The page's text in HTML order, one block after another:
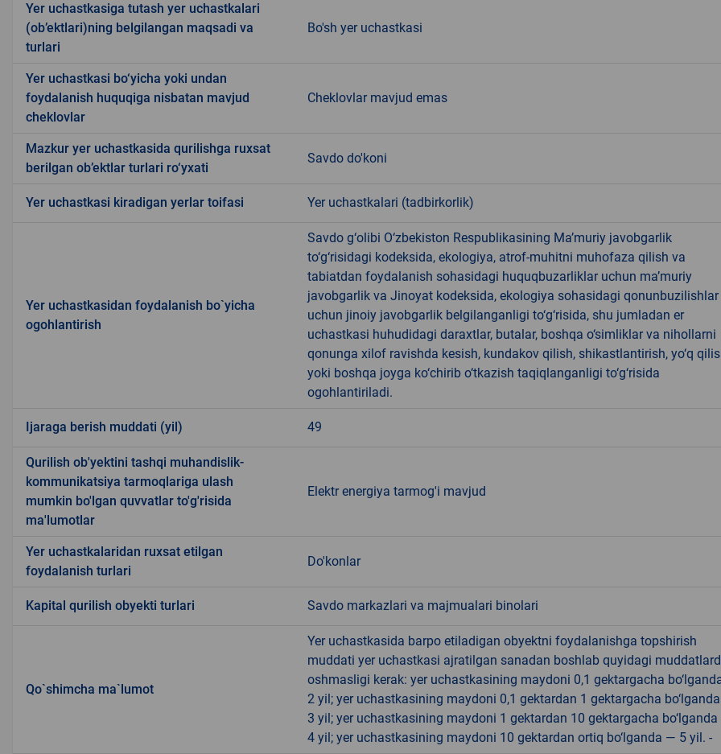
Yer uchastkasiga tutash yer uchastkalari
(ob’ektlari)ning belgilangan maqsadi va
turlari
Bo'sh yer uchastkasi
Yer uchastkasi bo‘yicha yoki undan
foydalanish huquqiga nisbatan mavjud
cheklovlar
Cheklovlar mavjud emas
Mazkur yer uchastkasida qurilishga ruxsat
berilgan ob’ektlar turlari ro‘yxati
Savdo do'koni
Yer uchastkasi kiradigan yerlar toifasi Yer uchastkalari (tadbirkorlik)
Yer uchastkasidan foydalanish bo`yicha
ogohlantirish
Savdo g‘olibi O‘zbekiston Respublikasining Ma’muriy javobgarlik
to‘g‘risidagi kodeksida, ekologiya, atrof-muhitni muhofaza qilish va
tabiatdan foydalanish sohasidagi huquqbuzarliklar uchun ma’muriy
javobgarlik va Jinoyat kodeksida, ekologiya sohasidagi qonunbuzilishlar
uchun jinoiy javobgarlik belgilanganligi to‘g‘risida, shu jumladan er
uchastkasi huhudidagi daraxtlar, butalar, boshqa o‘simliklar va nihollarni
qonunga xilof ravishda kesish, kundakov qilish, shikastlantirish, yo‘q
yoki boshqa joyga ko‘chirib o‘tkazish taqiqlanganligi to‘g‘risida
ogohlantiriladi.
Ijaraga berish muddati (yil) 49
Qurilish ob'yektini tashqi muhandislik-
kommunikatsiya tarmoqlariga ulash
mumkin bo'lgan quvvatlar to'g'risida
ma'lumotlar
Elektr energiya tarmog'i mavjud
Yer uchastkalaridan ruxsat etilgan
foydalanish turlari
Do'konlar
Kapital qurilish obyekti turlari Savdo markazlari va majmualari binolari
Qo`shimcha ma`lumot
Yer uchastkasida barpo etiladigan obyektni foydalanishga topshirish
muddati yer uchastkasi ajratilgan sanadan boshlab quyidagi
oshmasligi kerak: yer uchastkasining maydoni 0,1 gektargacha
2 yil; yer uchastkasining maydoni 0,1 gektardan 1 gektargacha
3 yil; yer uchastkasining maydoni 1 gektardan 10 gektargacha
4 yil; yer uchastkasining maydoni 10 gektardan ortiq bo‘lganda — 5 yil. -